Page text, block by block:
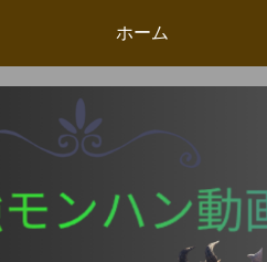
ホーム